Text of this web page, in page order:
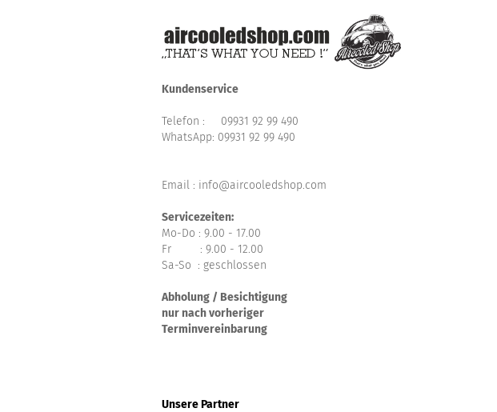
Kundenservice
Telefon : 09931 92 99 490
WhatsApp: 09931 92 99 490
Email : info@aircooledshop.com
Servicezeiten:
Mo-Do : 9.00 - 17.00
Fr : 9.00 - 12.00
Sa-So : geschlossen
Abholung / Besichtigung
nur nach vorheriger
Terminvereinbarung
Unsere Partner